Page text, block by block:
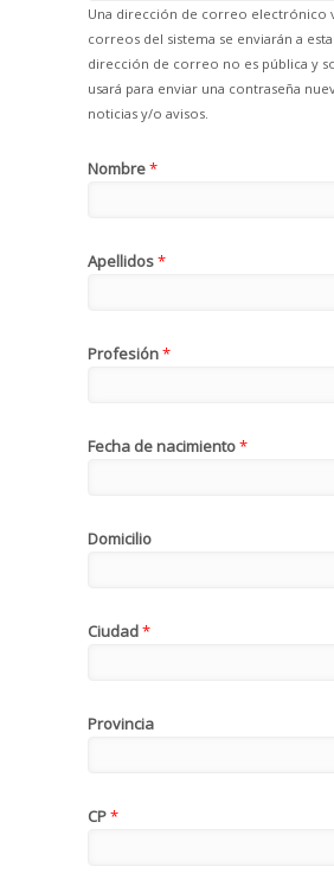
Una dirección de correo electrónico
correos del sistema se enviarán a
dirección de correo no es pública y
usará para enviar una contraseña
noticias y/o avisos.
Nombre*
Apellidos*
Profesión*
Fecha de nacimiento*
Domicilio
Ciudad*
Provincia
CP*